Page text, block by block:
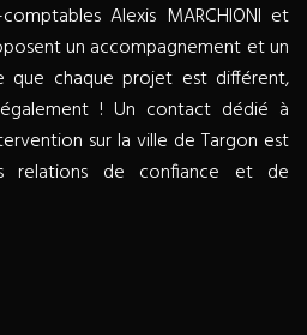
Alexis MARCHIONI et
un accompagnement et un
que chaque projet est différent,
également ! Un contact dédié à
sur la ville de Targon est
relations de confiance et de